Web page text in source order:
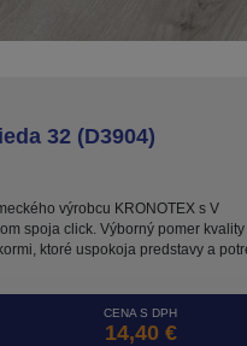
32 (D3904)
výrobcu KRONOTEX s V
spoja click. Výborný pomer kvality
ktoré uspokoja predstavy a
CENA S DPH
14,40 €